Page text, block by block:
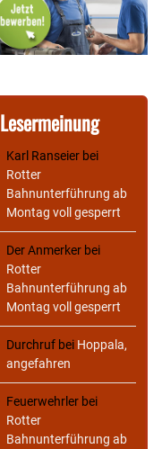
Lesermeinung
Karl Ranseier bei
Rotter
Bahnunterführung ab
Montag voll gesperrt
Der Anmerker bei
Rotter
Bahnunterführung ab
Montag voll gesperrt
Durchruf bei Hoppala,
angefahren
Feuerwehrler bei
Rotter
Bahnunterführung ab